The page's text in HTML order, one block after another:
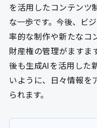
を活用したコンテンツ
な一歩です。今後、ビ
率的な制作や新たなコ
財産権の管理がますま
後も生成AIを活用した
いように、日々情報を
られます。